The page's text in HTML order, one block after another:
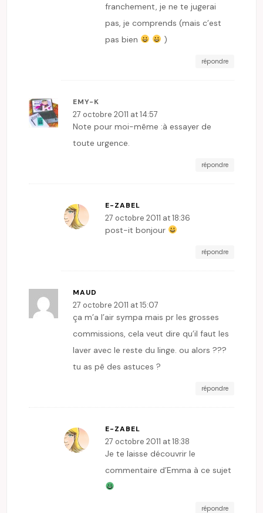
franchement, je ne te jugerai
pas, je comprends (mais c’est
pas bien
)
répondre
EMY-K
27 octobre 2011 at 14:57
Note pour moi-même :à essayer de
toute urgence.
répondre
E-ZABEL
27 octobre 2011 at 18:36
post-it bonjour
répondre
MAUD
27 octobre 2011 at 15:07
ça m’a l’air sympa mais pr les grosses
commissions, cela veut dire qu’il faut les
laver avec le reste du linge. ou alors ???
tu as pê des astuces ?
répondre
E-ZABEL
27 octobre 2011 at 18:38
Je te laisse découvrir le
commentaire d’Emma à ce sujet
répondre